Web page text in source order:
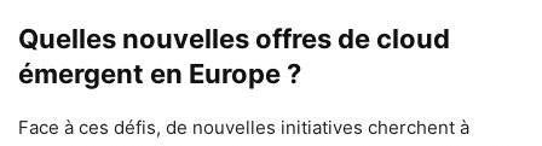
Quelles nouvelles offres de cloud
émergent en Europe ?
Face à ces défis, de nouvelles initiatives cherchent à